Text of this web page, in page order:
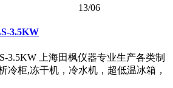
13/06
3.5KW
3.5KW 上海田枫仪器专业生产各类制
冷柜,冻干机，冷水机，超低温冰箱，